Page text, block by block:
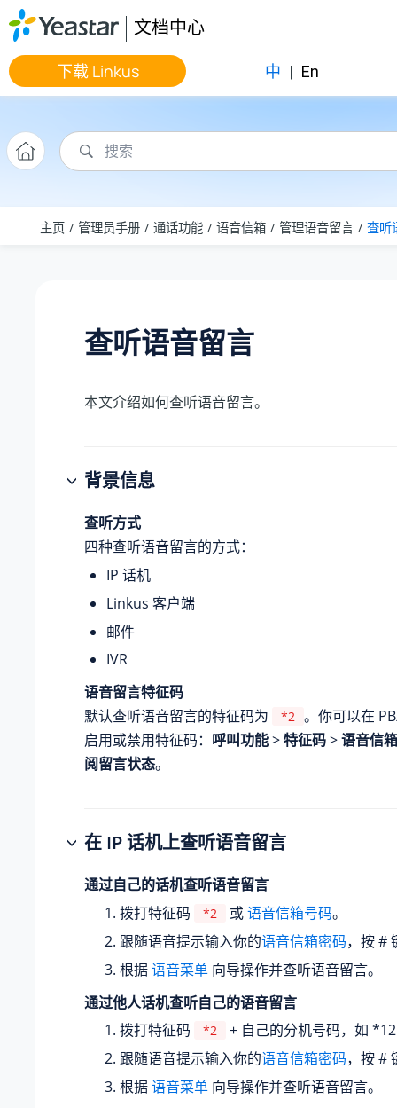
跳转到主要内容
文档中心
下载 Linkus 中 | En
主页 管理员手册 通话功能 语音信箱 管理语音留言 查听
查听语音留言
本文介绍如何查听语音留言。
背景信息
查听方式
四种查听语音留言的方式：
IP 话机
Linkus 客户端
邮件
IVR
语音留言特征码
默认查听语音留言的特征码为
*2 。你可以在
启用或禁用特征码： 呼叫功能>特征码>语音信箱
阅留言状态。
在 IP 话机上查听语音留言
通过自己的话机查听语音留言
拨打特征码
*2 或语音信箱号码。
跟随语音提示输入你的语音信箱密码，按 #
根据语音菜单 向导操作并查听语音留言。
通过他人话机查听自己的语音留言
拨打特征码
*2
+ 自己的分机号码，如
跟随语音提示输入你的语音信箱密码，按 #
根据语音菜单 向导操作并查听语音留言。